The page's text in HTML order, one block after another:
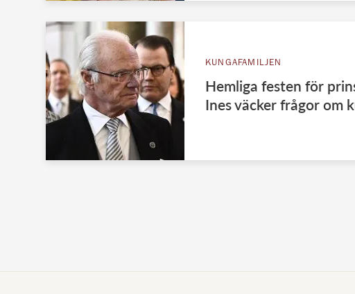
KUNGAFAMILJEN
Hemliga festen för
Ines väcker frågor om